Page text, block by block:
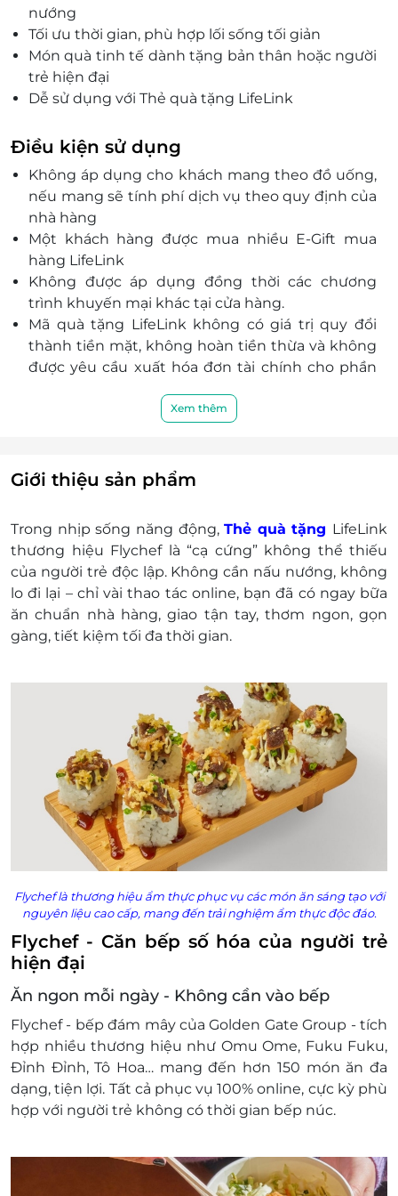
nướng
Tối ưu thời gian, phù hợp lối sống tối giản
Món quà tinh tế dành tặng bản thân hoặc người
trẻ hiện đại
Dễ sử dụng với Thẻ quà tặng LifeLink
– gọn – tiện
Điều kiện sử dụng
Không áp dụng cho khách mang theo đồ uống,
nếu mang sẽ tính phí dịch vụ theo quy định của
nhà hàng
Một khách hàng được mua nhiều E-Gift mua
hàng LifeLink
Không được áp dụng đồng thời các chương
trình khuyến mại khác tại cửa hàng.
Mã quà tặng LifeLink không có giá trị quy đổi
thành tiền mặt, không hoàn tiền thừa và không
được yêu cầu xuất hóa đơn tài chính cho phần
Khách hàng có trách nhiệm bảo mật thông tin
mất hoặc ở trạng thái "Đã sử dụng" với bất kỳ lý
lượng sản phẩm hoặc dịch vụ được cung cấp
cũng như đối với các tranh chấp về sau giữa
khách hàng và nhà cung cấp.
LifeLink có quyền sửa chữa hoặc thay đổi điều
khoản và điều kiện sử dụng mà không thông
báo trước.
Xem thêm
Giới thiệu sản phẩm
Trong nhịp sống năng động,Thẻ quà tặng LifeLink
thương hiệu Flychef là “cạ cứng” không thể thiếu
của người trẻ độc lập. Không cần nấu nướng, không
lo đi lại – chỉ vài thao tác online, bạn đã có ngay bữa
ăn chuẩn nhà hàng, giao tận tay, thơm ngon, gọn
gàng, tiết kiệm tối đa thời gian.
Flychef là thương hiệu ẩm thực phục vụ các món ăn sáng tạo với
nguyên liệu cao cấp, mang đến trải nghiệm ẩm thực độc đáo.
Flychef - Căn bếp số hóa của người trẻ
hiện đại
Ăn ngon mỗi ngày - Không cần vào bếp
Flychef - bếp đám mây của Golden Gate Group - tích
hợp nhiều thương hiệu như Omu Ome, Fuku Fuku,
Đỉnh Đỉnh, Tô Hoa… mang đến hơn 150 món ăn đa
dạng, tiện lợi. Tất cả phục vụ 100% online, cực kỳ phù
hợp với người trẻ không có thời gian bếp núc.